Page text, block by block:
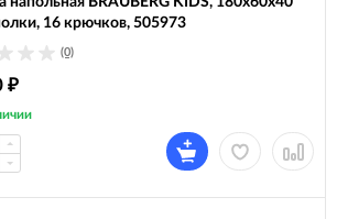
16 крючков, 505973
(0)
₽